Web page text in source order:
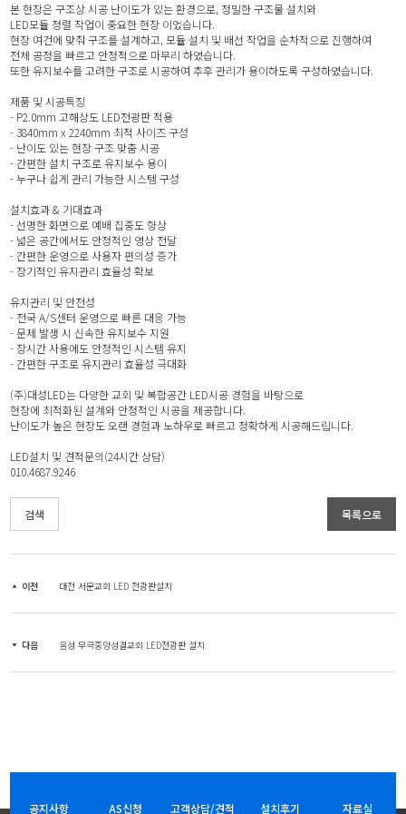
본 현장은 구조상 시공 난이도가 있는 환경으로, 정밀한 구조물 설치와
LED모듈 정렬 작업이 중요한 현장 이었습니다.
현장 여건에 맞춰 구조를 설계하고, 모듈 설치 및 배선 작업을 순차적으로 진행하여
전체 공정을 빠르고 안정적으로 마무리 하였습니다.
또한 유지보수를 고려한 구조로 시공하여 추후 관리가 용이하도록 구성하였습니다.
제품 및 시공특징
- P2.0mm 고해상도 LED전광판 적용
- 3840mm x 2240mm 최적 사이즈 구성
- 난이도 있는 현장 구조 맞춤 시공
- 간편한 설치 구조로 유지보수 용이
- 누구나 쉽게 관리 가능한 시스템 구성
설치효과 & 기대효과
- 선명한 화면으로 예배 집중도 향상
- 넓은 공간에서도 안정적인 영상 전달
- 간편한 운영으로 사용자 편의성 증가
- 장기적인 유지관리 효율성 확보
유지관리 및 안전성
- 전국 A/S센터 운영으로 빠른 대응 가능
- 문제 발생 시 신속한 유지보수 지원
- 장시간 사용에도 안정적인 시스템 유지
- 간편한 구조로 유지관리 효율성 극대화
(주)대성LED는 다양한 교회 및 복합공간 LED시공 경험을 바탕으로
현장에 최적화된 설계와 안정적인 시공을 제공합니다.
난이도가 높은 현장도 오랜 경험과 노하우로 빠르고 정확하게 시공해드립니다.
LED설치 및 견적문의(24시간 상담)
010.4687.9246
검색 목록으로
이전 대전 서문교회 LED 전광판설치
다음 음성 무극중앙성결교회 LED전광판 설치
공지사항 AS신청 고객상담/견적 설치후기 자료실